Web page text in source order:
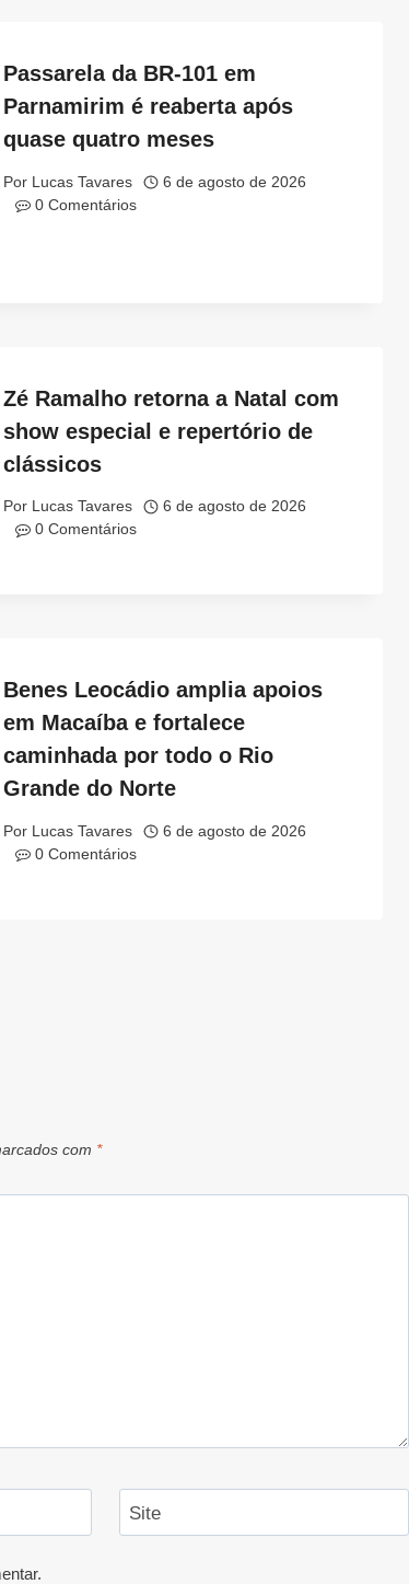
Passarela da BR-101 em
Parnamirim é reaberta após
quase quatro meses
Por Lucas Tavares
6 de agosto de 2026
0 Comentários
Zé Ramalho retorna a Natal com
show especial e repertório de
clássicos
Por Lucas Tavares
6 de agosto de 2026
0 Comentários
Benes Leocádio amplia apoios
em Macaíba e fortalece
caminhada por todo o Rio
Grande do Norte
Por Lucas Tavares
6 de agosto de 2026
0 Comentários
com *
Site